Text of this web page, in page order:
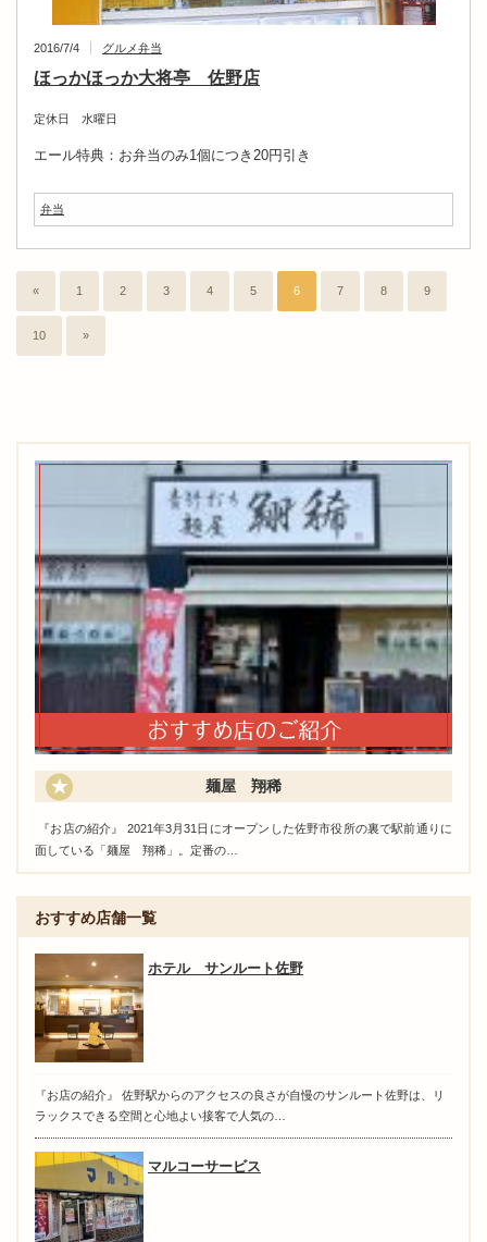
2016/7/4 グルメ弁当
ほっかほっか大将亭 佐野店
定休日 水曜日
エール特典：お弁当のみ1個につき20円引き
弁当
« 1 2 3 4 5 6 7 8 9
10 »
麺屋 翔稀
『お店の紹介』 2021年3月31日にオープンした佐野市役所の裏で駅前通りに
面している「麺屋 翔稀」。定番の…
おすすめ店舗一覧
ホテル サンルート佐野
『お店の紹介』 佐野駅からのアクセスの良さが自慢のサンルート佐野は、リ
ラックスできる空間と心地よい接客で人気の…
マルコーサービス